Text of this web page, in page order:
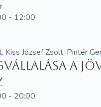
- 12:00
Kiss József Zsolt, Pintér
a
- 20:00